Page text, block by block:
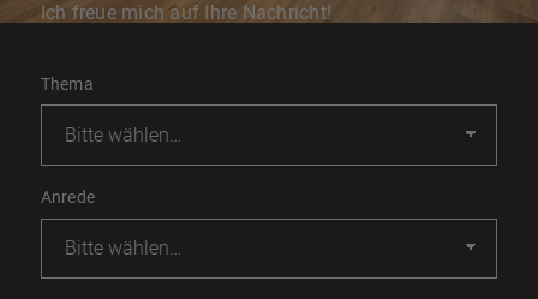
Ich freue mich auf Ihre Nachricht!
Thema
Anrede